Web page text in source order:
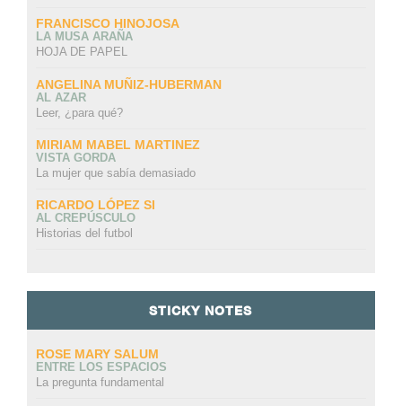
FRANCISCO HINOJOSA
LA MUSA ARAÑA
HOJA DE PAPEL
ANGELINA MUÑIZ-HUBERMAN
AL AZAR
Leer, ¿para qué?
MIRIAM MABEL MARTINEZ
VISTA GORDA
La mujer que sabía demasiado
RICARDO LÓPEZ SI
AL CREPÚSCULO
Historias del futbol
STICKY NOTES
ROSE MARY SALUM
ENTRE LOS ESPACIOS
La pregunta fundamental